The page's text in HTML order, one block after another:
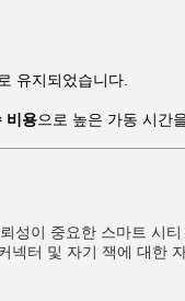
유지되었습니다.
비용으로 높은 가동 시간
성이 중요한 스마트 시티
넥터 및 자기 잭에 대한